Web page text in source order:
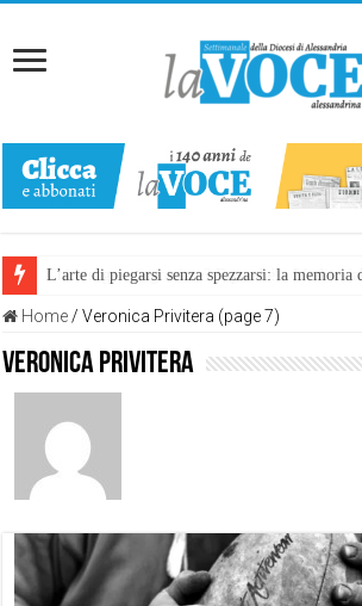
L’arte di piegarsi senza spezzarsi: la
Home / Veronica Privitera (page 7)
Veronica Privitera